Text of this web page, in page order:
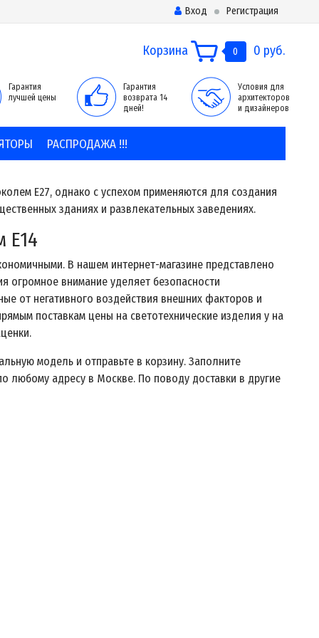
Вход Регистрация
Корзина 0 0 руб.
Гарантия
лучшей цены
Гарантия
возврата 14
дней!
Условия для
архитекторов
и дизайнеров
РАСПРОДАЖА !!!
E27, однако с успехом применяются для создания
зданиях и развлекательных заведениях.
В нашем интернет-магазине представлено
огромное внимание уделяет безопасности
от негативного воздействия внешних факторов и
поставкам цены на светотехнические изделия у на
модель и отправьте в корзину. Заполните
любому адресу в Москве. По поводу доставки в другие